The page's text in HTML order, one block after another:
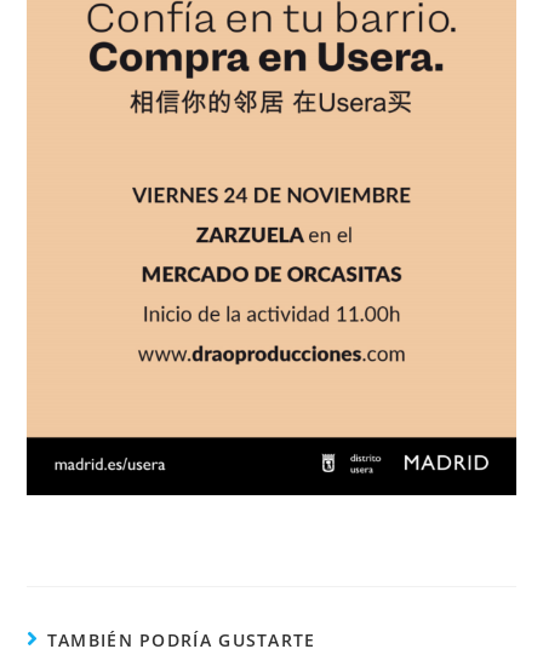
TAMBIÉN PODRÍA GUSTARTE